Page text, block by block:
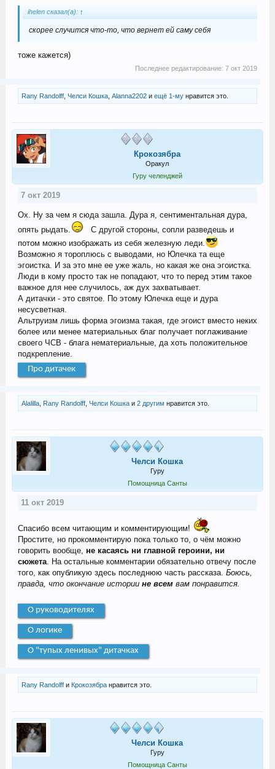
ihelen сказал(а): ↑
скорее случится что-то, что вернет ей саму себя
тоже кажется)
Последнее редактирование:7 окт 2019
Rany Randolff, Челси Кошка, Alanna2202и ещё 1-мунравится это.
Крокозябра
Оракул
Гуру челенджей
7 окт 2019
Ох. Ну за чем я сюда зашла. Дура я, сентиментальная дура,
опять рыдать.
С другой стороны, сопли разведешь и
потом можно изображать из себя железную леди.
Возможно я тороплюсь с выводами, но Юлечка та еще
эгоистка. И за это мне ее уже жаль, но какая же она эгоистка.
Люди в кому просто так не попадают, что то перед этим такое
важное для нее случилось, аж дух захватывает.
А дитачки - это святое. По этому Юлечка еще и дура
несусветная.
Альтруизм лишь форма эгоизма такая, где эгоист вместо неких
более или менее материальных благ получает поглаживание
своего ЧСВ - блага нематериальные, да хоть положительное
подкрепление.
Про дитачек
Alalilla, Rany Randolff, Челси Кошкаи 2 другим нравится это.
Челси Кошка
Гуру
Помощница Санты
11 окт 2019
Спасибо всем читающим и комментирующим!
Простите, но прокомментирую пока только то, о чём можно
говорить вообще, не касаясь ни главной героини, ни
сюжета. На остальные комментарии обязательно отвечу после
того, как опубликую здесь последнюю часть рассказа. Боюсь,
правда, что окончание истории не всемвам понравится.
О руководителях
О логике
О "тупых ленивых" дитачках
Rany Randolffи Крокозябранравится это.
Челси Кошка
Гуру
Помощница Санты